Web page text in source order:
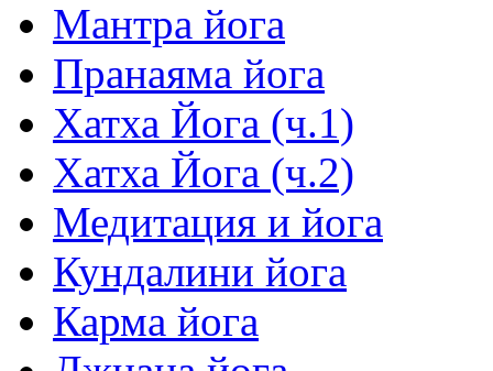
Мантра йога
Пранаяма йога
Хатха Йога (ч.1)
Хатха Йога (ч.2)
Медитация и йога
Кундалини йога
Карма йога